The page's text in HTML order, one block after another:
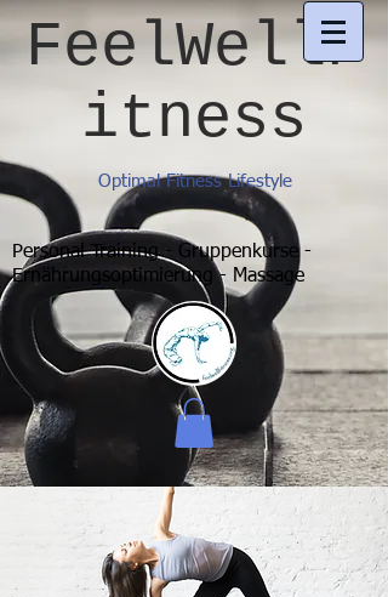
Optimal Fitness Lifestyle
FeelWellF
itness
Personal Training - Gruppenkurse -
Ernährungsoptimierung - Massage